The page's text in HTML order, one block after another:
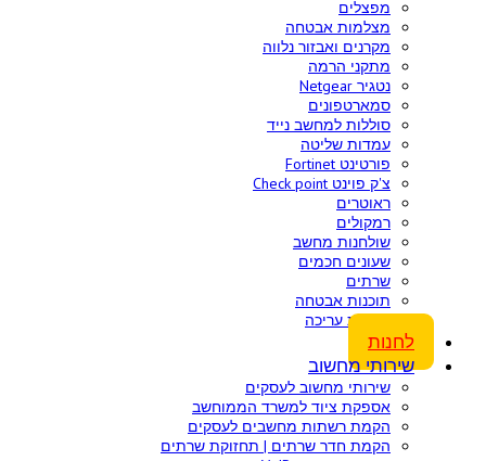
מפצלים
מצלמות אבטחה
מקרנים ואבזור נלווה
מתקני הרמה
נטגיר Netgear
סמארטפונים
סוללות למחשב נייד
עמדות שליטה
פורטינט Fortinet
צ'ק פוינט Check point
ראוטרים
רמקולים
שולחנות מחשב
שעונים חכמים
שרתים
תוכנות אבטחה
תוכנות עריכה
לחנות
שירותי מחשוב
שירותי מחשוב לעסקים
אספקת ציוד למשרד הממוחשב
הקמת רשתות מחשבים לעסקים
הקמת חדר שרתים | תחזוקת שרתים